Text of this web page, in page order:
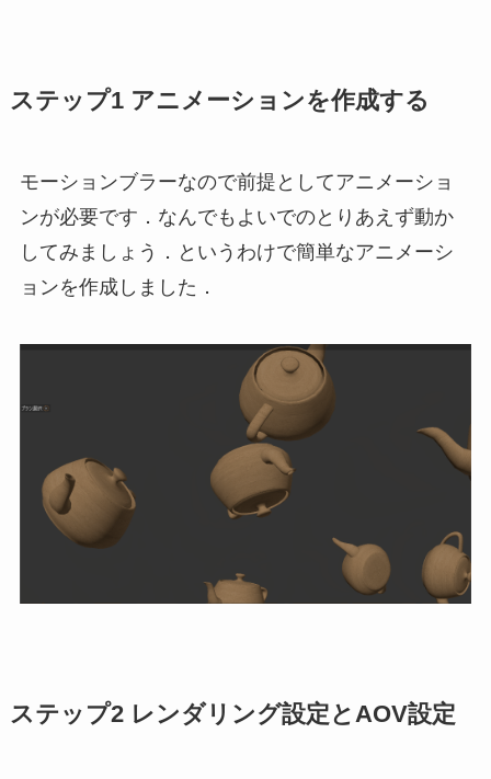
ステップ1 アニメーションを作成する
モーションブラーなので前提としてアニメーショ
ンが必要です．なんでもよいでのとりあえず動か
してみましょう．というわけで簡単なアニメーシ
ョンを作成しました．
ステップ2 レンダリング設定とAOV設定